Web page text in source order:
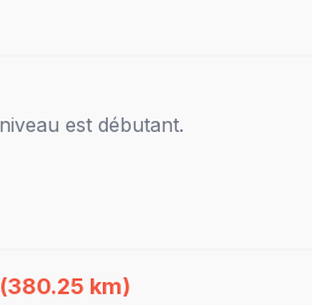
est débutant.
(380.25 km)